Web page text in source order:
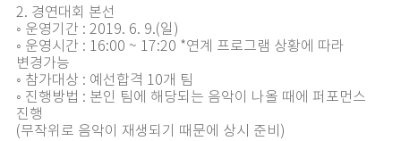
2. 경연대회 본선
◦ 운영기간 : 2019. 6. 9.(일)
◦ 운영시간 : 16:00 ~ 17:20 *연계 프로그램 상황에 따라
변경가능
◦ 참가대상 : 예선합격 10개 팀
◦ 진행방법 : 본인 팀에 해당되는 음악이 나올 때에 퍼포먼스
진행
(무작위로 음악이 재생되기 때문에 상시 준비)